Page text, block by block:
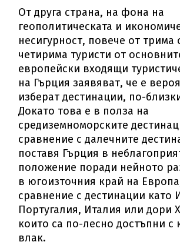
От друга страна, на фона на
геополитическата и
несигурност, повече от трима
четирима туристи от
европейски входящи
на Гърция заявяват, че е
изберат дестинации, по-
Докато това е в полза на
средиземноморските
сравнение с далечните
поставя Гърция в
положение поради нейното
в югоизточния край на
сравнение с дестинации като
Португалия, Италия или дори
които са по-лесно достъпни с
влак.